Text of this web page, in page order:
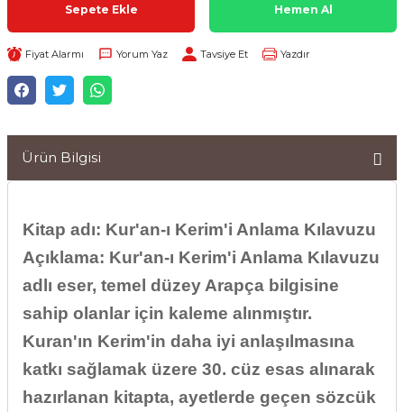
Sepete Ekle Hemen Al
Fiyat Alarmı Yorum Yaz Tavsiye Et Yazdır
Ürün Bilgisi
Kitap adı: Kur'an-ı Kerim'i Anlama Kılavuzu
Açıklama: Kur'an-ı Kerim'i Anlama Kılavuzu
adlı eser, temel düzey Arapça bilgisine
sahip olanlar için kaleme alınmıştır.
Kuran'ın Kerim'in daha iyi anlaşılmasına
katkı sağlamak üzere 30. cüz esas alınarak
hazırlanan kitapta, ayetlerde geçen sözcük